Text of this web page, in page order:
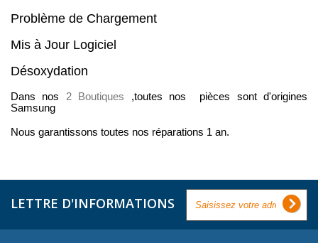
Problème de Chargement
Mis à Jour Logiciel
Désoxydation
Dans nos 2 Boutiques ,toutes nos pièces sont d'origines
Samsung
Nous garantissons toutes nos réparations 1 an.
LETTRE D'INFORMATIONS